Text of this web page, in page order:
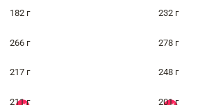
182 г 232 г
266 г 278 г
217 г 248 г
211 г 201 г